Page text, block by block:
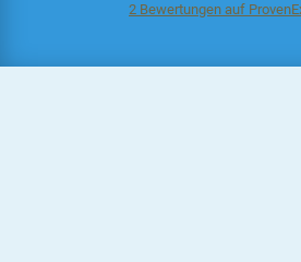
2 Bewertungen auf